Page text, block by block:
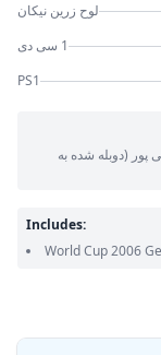
لوح زرین نیکان
1 سی دی
PS1
(دوبله شده به
Includes:
World Cup 2006